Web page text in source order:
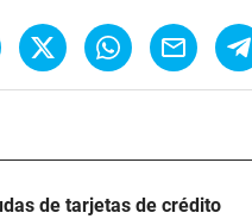
de tarjetas de crédito